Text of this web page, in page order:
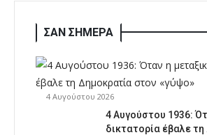
ΣΑΝ ΣΗΜΕΡΑ
4 Αυγούστου 2026
4 Αυγούστου 1936:
δικτατορία έβαλε